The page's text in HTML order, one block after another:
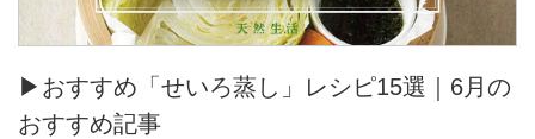
▶おすすめ「せいろ蒸し」レシピ15選｜6月の
おすすめ記事